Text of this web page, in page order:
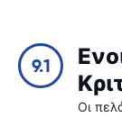
9.1
Οι